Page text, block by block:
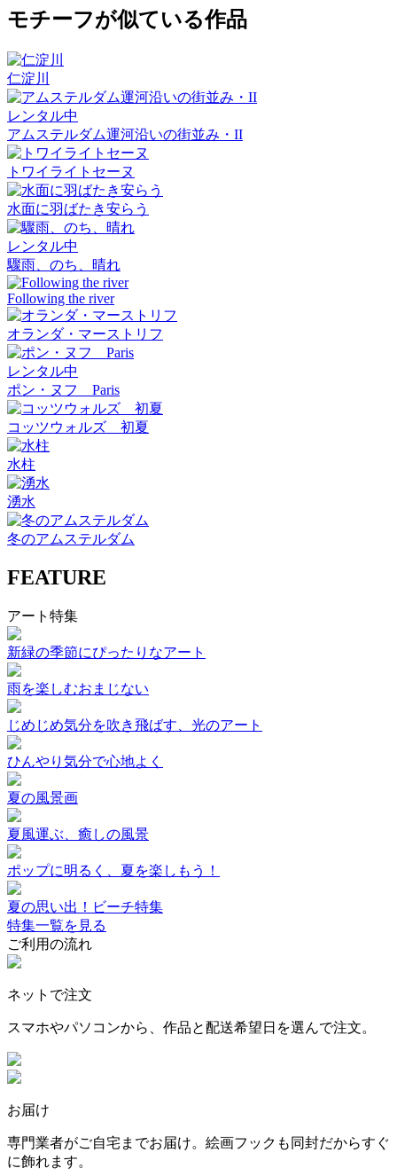
モチーフが似ている作品
仁淀川
レンタル中
アムステルダム運河沿いの街並み・II
トワイライトセーヌ
水面に羽ばたき安らう
レンタル中
驟雨、のち、晴れ
Following the river
オランダ・マーストリフ
レンタル中
ポン・ヌフ Paris
コッツウォルズ 初夏
水柱
湧水
冬のアムステルダム
FEATURE
アート特集
新緑の季節にぴったりなアート
雨を楽しむおまじない
じめじめ気分を吹き飛ばす、光のアート
ひんやり気分で心地よく
夏の風景画
夏風運ぶ、癒しの風景
ポップに明るく、夏を楽しもう！
夏の思い出！ビーチ特集
特集一覧を見る
ご利用の流れ
ネットで注文
スマホやパソコンから、作品と配送希望日を選んで注文。
お届け
専門業者がご自宅までお届け。絵画フックも同封だからすぐ
に飾れます。